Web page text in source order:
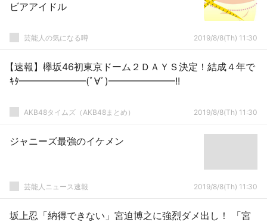
ビアアイドル
芸能人の気になる噂 2019/8/8(Th) 11:30
【速報】欅坂46初東京ドーム２ＤＡＹＳ決定！結成４年で
ｷﾀ━━━━━━━(ﾟ∀ﾟ)━━━━━━━!!
AKB48タイムズ（AKB48まとめ） 2019/8/8(Th) 11:30
ジャニーズ最強のイケメン
芸能人ニュース速報 2019/8/8(Th) 11:30
坂上忍「納得できない」宮迫博之に強烈ダメ出し！ 「宮